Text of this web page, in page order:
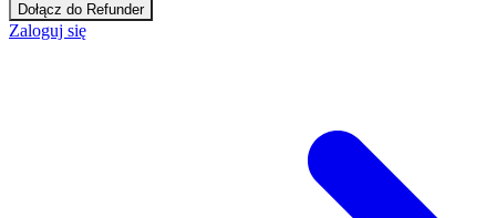
Dołącz do Refunder
Zaloguj się